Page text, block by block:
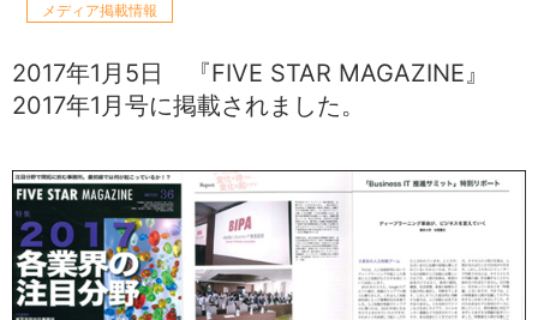
メディア掲載情報
2017年1月5日
『FIVE STAR MAGAZINE』
2017年1月号に掲載されました。